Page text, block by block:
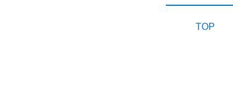
TOP